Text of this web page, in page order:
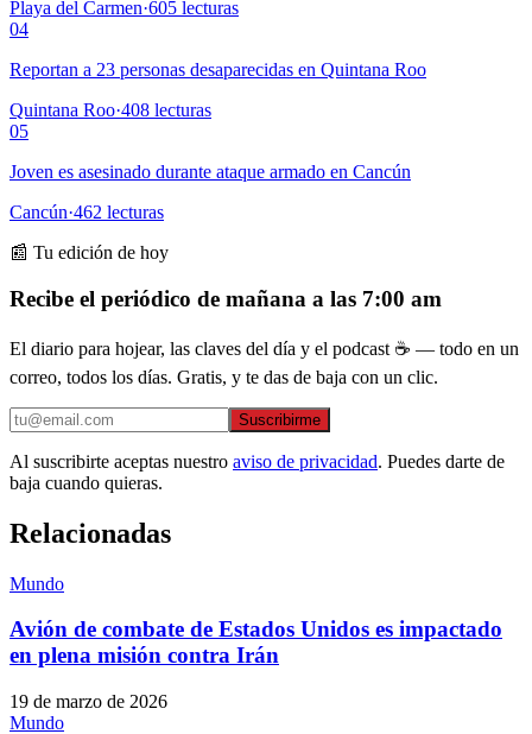
Playa del Carmen·605 lecturas
04
Reportan a 23 personas desaparecidas en Quintana Roo
Quintana Roo·408 lecturas
05
Joven es asesinado durante ataque armado en Cancún
Cancún·462 lecturas
📰 Tu edición de hoy
Recibe el periódico de mañana a las 7:00 am
El diario para hojear, las claves del día y el podcast ☕ — todo en un
correo, todos los días. Gratis, y te das de baja con un clic.
Suscribirme
Al suscribirte aceptas nuestro aviso de privacidad. Puedes darte de
baja cuando quieras.
Relacionadas
Mundo
Avión de combate de Estados Unidos es impactado
en plena misión contra Irán
19 de marzo de 2026
Mundo